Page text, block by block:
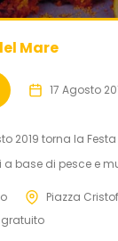
Mare
17 Agosto
2019 torna la
base di pesce e
Piazza